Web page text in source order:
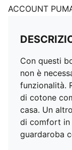
ACCOUNT
Con questi
non è
funzionalità.
di cotone
casa. Un
di comfort in
guardaroba